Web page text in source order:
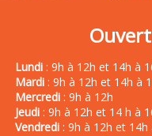
Lundi: 9h à 12h et 14h à
Mardi: 9h à 12h et 14h à
Mercredi: 9h à 12h
Jeudi: 9h à 12h et 14 h à
Vendredi: 9h à 12h et 14h